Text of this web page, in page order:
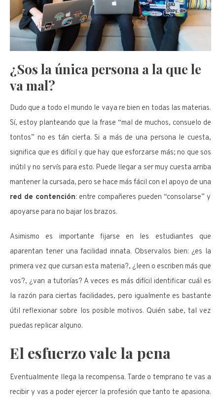
¿Sos la única persona a la que le
va mal?
Dudo que a todo el mundo le vaya re bien en todas las materias.
Sí, estoy planteando que la frase “mal de muchos, consuelo de
tontos” no es tán cierta. Si a más de una persona le cuesta,
significa que es difícil y que hay que esforzarse más; no que sos
inútil y no servís para esto. Puede llegar a ser muy cuesta arriba
mantener la cursada, pero se hace más fácil con el apoyo de una
red de contención: entre compañeres pueden “consolarse” y
apoyarse para no bajar los brazos.
Asimismo es importante fijarse en les estudiantes que
aparentan tener una facilidad innata. Observalos bien: ¿es la
primera vez que cursan esta materia?, ¿leen o escriben más que
vos?, ¿van a tutorías? A veces es más difícil identificar cuál es
la razón para ciertas facilidades, pero igualmente es bastante
útil reflexionar sobre los posible motivos. Quién sabe, tal vez
puedas replicar alguno.
El esfuerzo vale la pena
Eventualmente llega la recompensa. Tarde o temprano te vas a
recibir y vas a poder ejercer la profesión que tanto te apasiona.